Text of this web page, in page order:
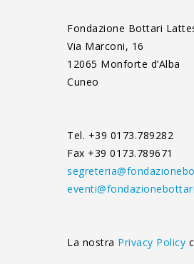
Fondazione Bottari
Via Marconi, 16
12065 Monforte d’Alba
Cuneo
Tel. +39 0173.789282
Fax +39 0173.789671
La nostra Privacy Policy